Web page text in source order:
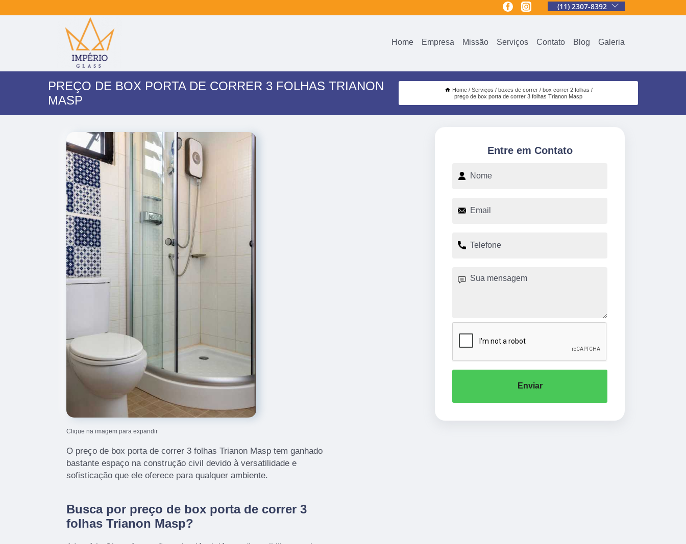
(11) 2307-8392
Home Empresa Missão Serviços Contato Blog Galeria
PREÇO DE BOX PORTA DE CORRER 3 FOLHAS TRIANON
MASP
Home Serviços boxes de correr
box correr 2 folhas
preço de box porta de correr 3 folhas Trianon Masp
Clique na imagem para expandir
O preço de box porta de correr 3 folhas Trianon Masp tem ganhado
bastante espaço na construção civil devido à versatilidade e
sofisticação que ele oferece para qualquer ambiente.
Busca por preço de box porta de correr 3
folhas Trianon Masp?
Entre em Contato
Enviar